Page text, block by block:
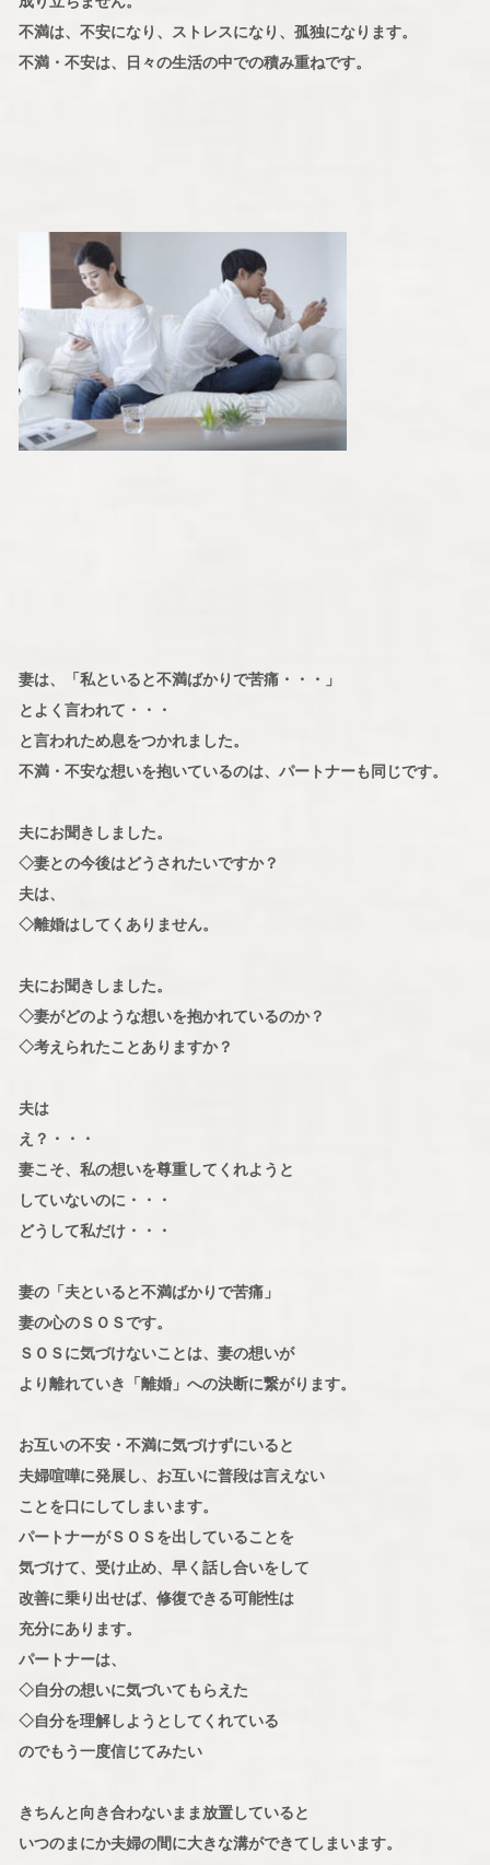
不満は、不安になり、ストレスになり、孤独になります。
不満・不安は、日々の生活の中での積み重ねです。
妻は、「私といると不満ばかりで苦痛・・・」
とよく言われて・・・
と言われため息をつかれました。
不満・不安な想いを抱いているのは、パートナーも同じです。
夫にお聞きしました。
◇妻との今後はどうされたいですか？
夫は、
◇離婚はしてくありません。
夫にお聞きしました。
◇妻がどのような想いを抱かれているのか？
◇考えられたことありますか？
夫は
え？・・・
妻こそ、私の想いを尊重してくれようと
していないのに・・・
どうして私だけ・・・
妻の「夫といると不満ばかりで苦痛」
妻の心のＳＯＳです。
ＳＯＳに気づけないことは、妻の想いが
より離れていき「離婚」への決断に繋がります。
お互いの不安・不満に気づけずにいると
夫婦喧嘩に発展し、お互いに普段は言えない
ことを口にしてしまいます。
パートナーがＳＯＳを出していることを
気づけて、受け止め、早く話し合いをして
改善に乗り出せば、修復できる可能性は
充分にあります。
パートナーは、
◇自分の想いに気づいてもらえた
◇自分を理解しようとしてくれている
のでもう一度信じてみたい
きちんと向き合わないまま放置していると
いつのまにか夫婦の間に大きな溝ができてしまいます。